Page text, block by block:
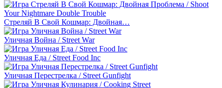
Стреляй В Свой Кошмар: Двойная…
Уличная Война / Street War
Уличная Еда / Street Food Inc
Уличная Перестрелка / Street Gunfight